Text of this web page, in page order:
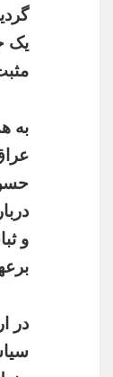
یک
به
و
در